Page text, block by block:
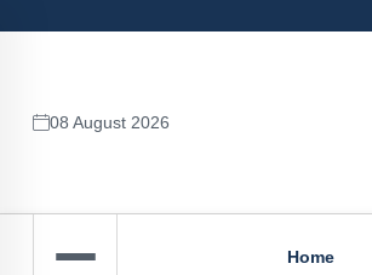
08 August 2026
Home